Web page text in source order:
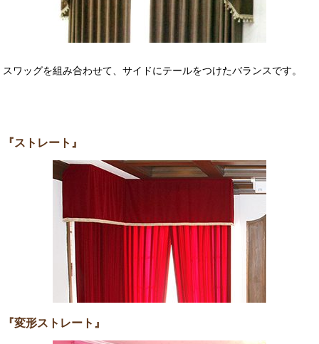
スワッグを組み合わせて、サイドにテールをつけたバランスです。
『ストレート』
『変形ストレート』